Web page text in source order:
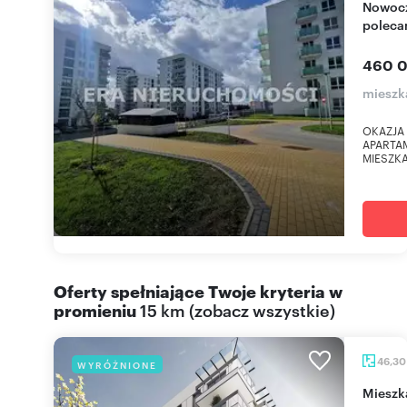
Nowoczesne 2 pokoje z windą i dużymi oknami
460
Oferty spełniające Twoje kryteria w
promieniu15 km (zobacz wszystkie)
WYRÓŻNIONE 46,30